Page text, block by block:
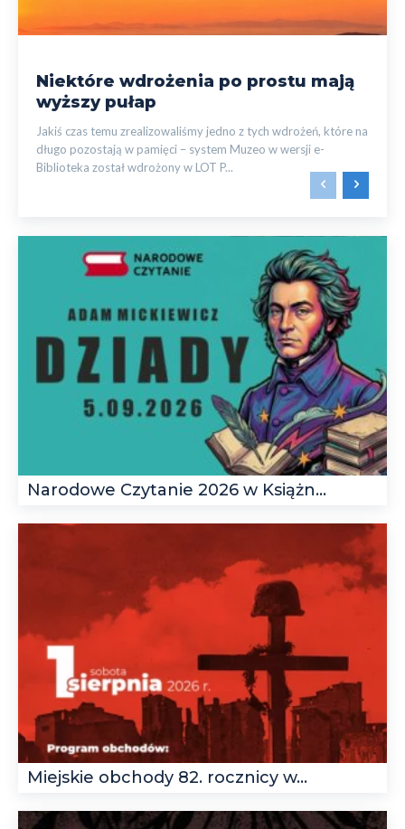
Niektóre wdrożenia po prostu mają
wyższy pułap
Jakiś czas temu zrealizowaliśmy jedno z tych wdrożeń, które na
długo pozostają w pamięci – system Muzeo w wersji e-
Biblioteka został wdrożony w LOT P...
Narodowe Czytanie 2026 w Książn...
Miejskie obchody 82. rocznicy w...